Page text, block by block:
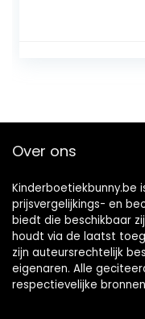
Over ons
Kinderboetiekbunny.be
prijsvergelijkings- en
biedt die beschikbaar
houdt via de laatst
zijn auteursrechtelijk
eigenaren. Alle
respectievelijke